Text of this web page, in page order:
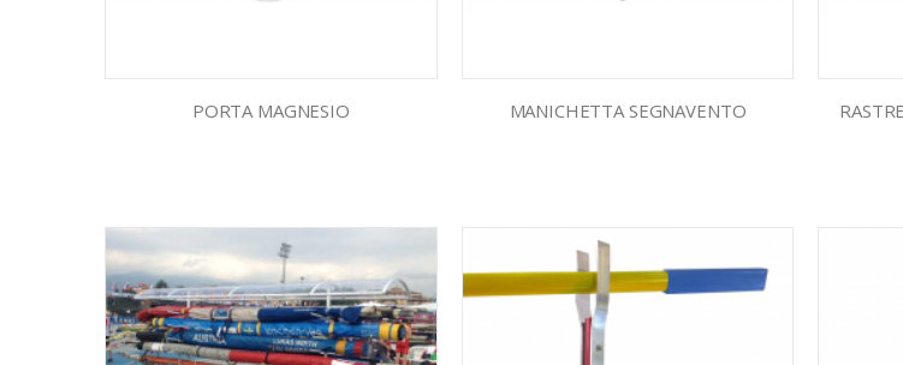
PORTA MAGNESIO MANICHETTA SEGNAVENTO